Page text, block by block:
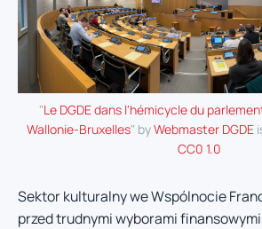
"Le DGDE dans l'hémicycle du
Wallonie-Bruxelles" byWebmaster DGDE
CC0 1.0
Sektor kulturalny we Wspólnocie
przed trudnymi wyborami